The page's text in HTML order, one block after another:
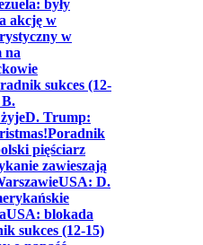
były
akcję w
w
na
sukces (12-
D. Trump:
Poradnik
pięściarz
zawieszają
USA: D.
USA: blokada
sukces (12-15)